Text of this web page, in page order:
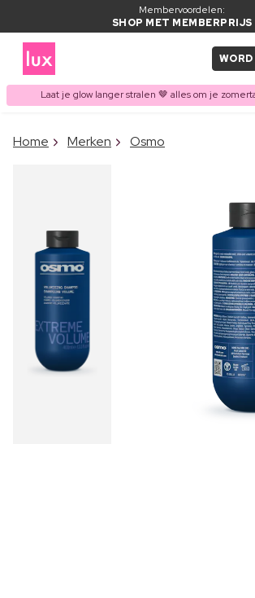
Membervoordelen:
SHOP MET MEMBERPRIJS
Laat je glow langer stralen 🤎 alles om je
ITEM TOEGEVOEGD AAN
Home Merken Osmo